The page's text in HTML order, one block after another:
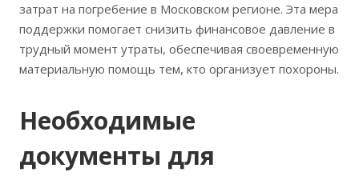
затрат на погребение в Московском регионе. Эта мера
поддержки помогает снизить финансовое давление в
трудный момент утраты, обеспечивая своевременную
материальную помощь тем, кто организует похороны.
Необходимые
документы для